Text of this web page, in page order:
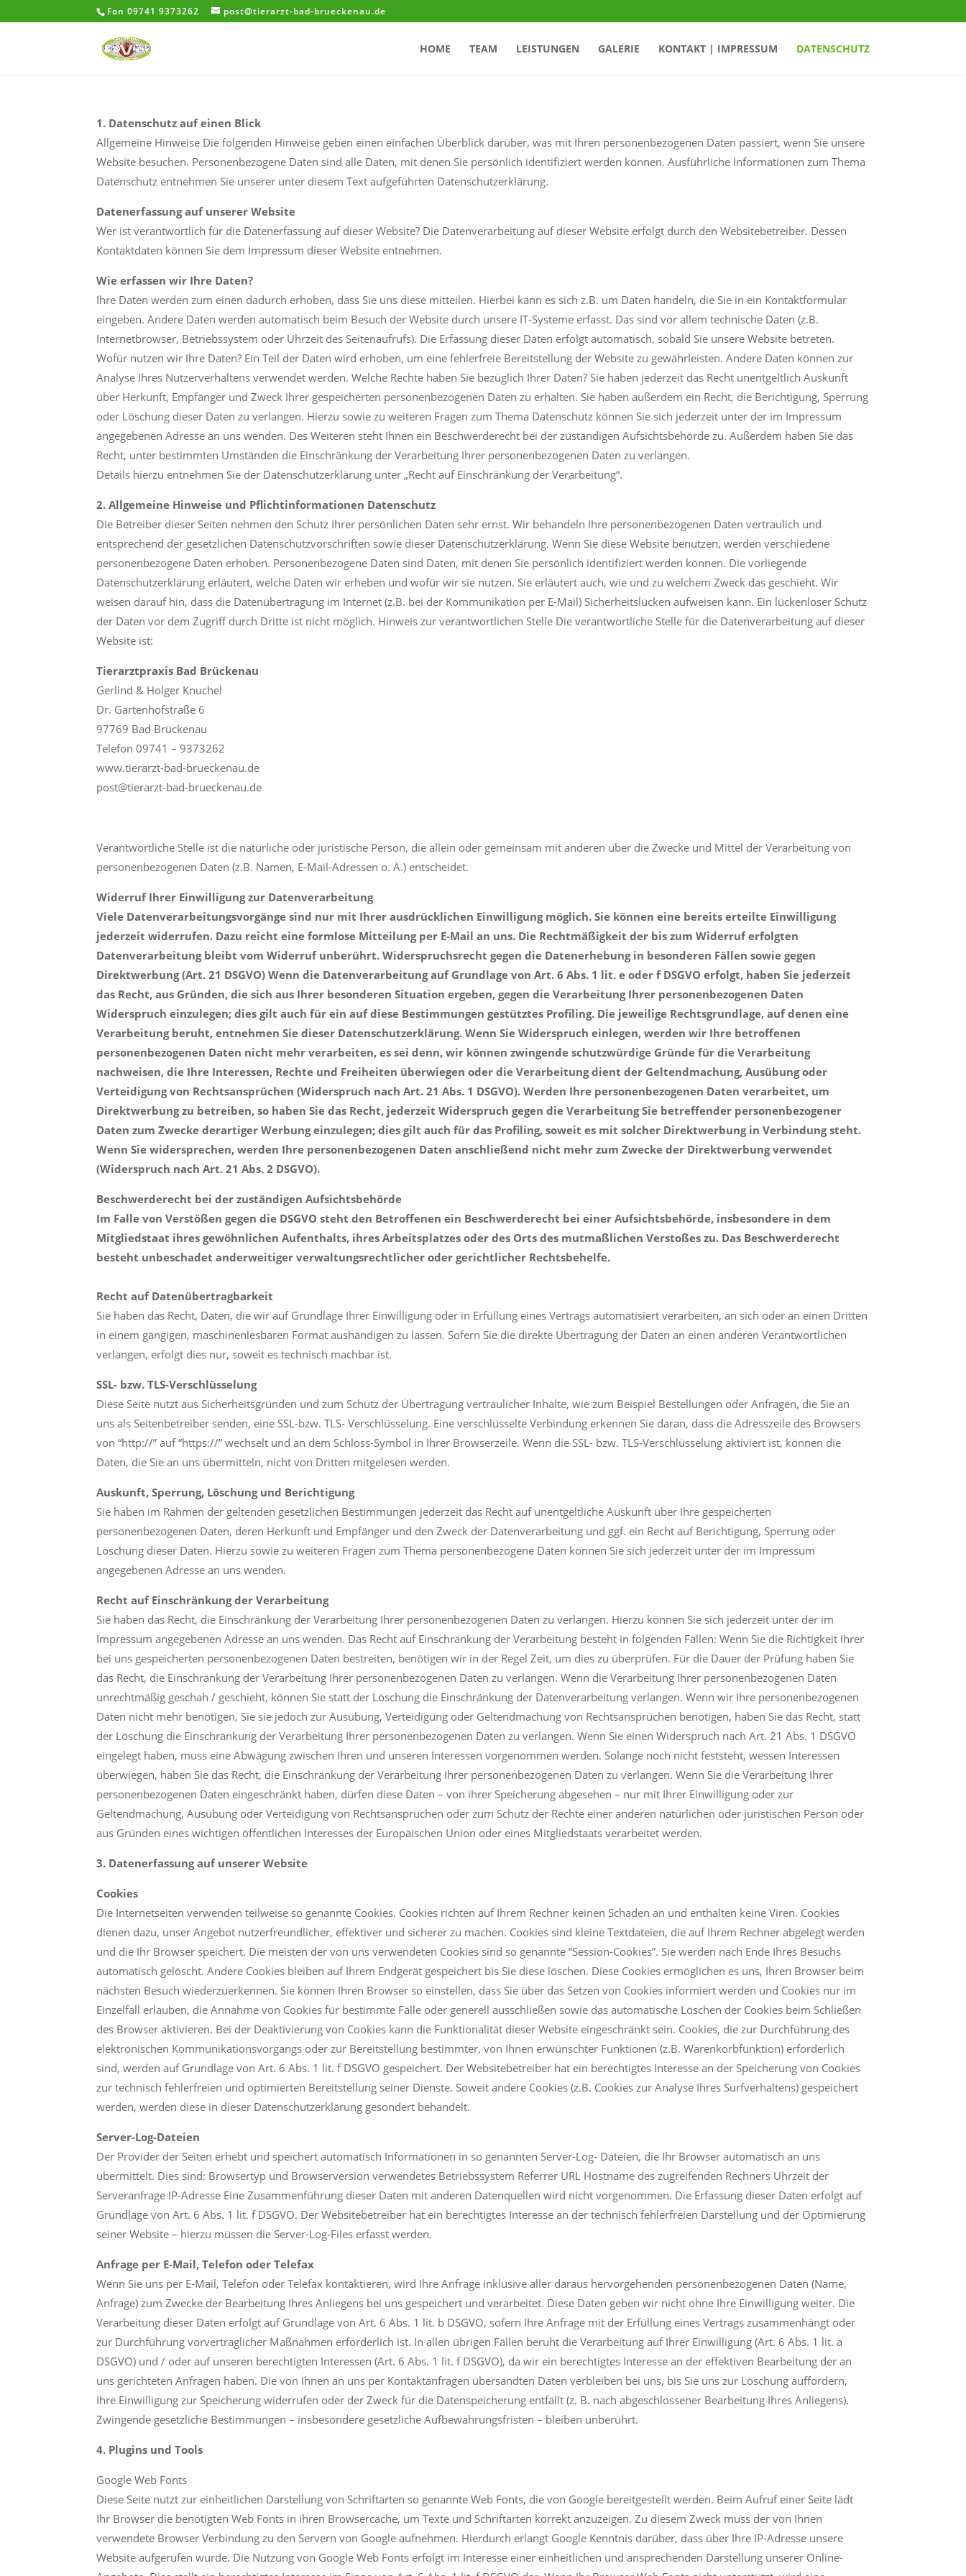
Fon 09741 9373262 post@tierarzt-bad-brueckenau.de
HOME TEAM LEISTUNGEN GALERIE KONTAKT | IMPRESSUM DATENSCHUTZ
1. Datenschutz auf einen Blick
Allgemeine Hinweise Die folgenden Hinweise geben einen einfachen Überblick darüber, was mit Ihren personenbezogenen Daten passiert, wenn Sie unsere
Website besuchen. Personenbezogene Daten sind alle Daten, mit denen Sie persönlich identifiziert werden können. Ausführliche Informationen zum Thema
Datenschutz entnehmen Sie unserer unter diesem Text aufgeführten Datenschutzerklärung.
Datenerfassung auf unserer Website
Wer ist verantwortlich für die Datenerfassung auf dieser Website? Die Datenverarbeitung auf dieser Website erfolgt durch den Websitebetreiber. Dessen
Kontaktdaten können Sie dem Impressum dieser Website entnehmen.
Wie erfassen wir Ihre Daten?
Ihre Daten werden zum einen dadurch erhoben, dass Sie uns diese mitteilen. Hierbei kann es sich z.B. um Daten handeln, die Sie in ein Kontaktformular
eingeben. Andere Daten werden automatisch beim Besuch der Website durch unsere IT-Systeme erfasst. Das sind vor allem technische Daten (z.B.
Internetbrowser, Betriebssystem oder Uhrzeit des Seitenaufrufs). Die Erfassung dieser Daten erfolgt automatisch, sobald Sie unsere Website betreten.
Wofür nutzen wir Ihre Daten? Ein Teil der Daten wird erhoben, um eine fehlerfreie Bereitstellung der Website zu gewährleisten. Andere Daten können zur
Analyse Ihres Nutzerverhaltens verwendet werden. Welche Rechte haben Sie bezüglich Ihrer Daten? Sie haben jederzeit das Recht unentgeltlich Auskunft
über Herkunft, Empfänger und Zweck Ihrer gespeicherten personenbezogenen Daten zu erhalten. Sie haben außerdem ein Recht, die Berichtigung, Sperrung
oder Löschung dieser Daten zu verlangen. Hierzu sowie zu weiteren Fragen zum Thema Datenschutz können Sie sich jederzeit unter der im Impressum
angegebenen Adresse an uns wenden. Des Weiteren steht Ihnen ein Beschwerderecht bei der zuständigen Aufsichtsbehörde zu. Außerdem haben Sie das
Recht, unter bestimmten Umständen die Einschränkung der Verarbeitung Ihrer personenbezogenen Daten zu verlangen.
Details hierzu entnehmen Sie der Datenschutzerklärung unter „Recht auf Einschränkung der Verarbeitung“.
2. Allgemeine Hinweise und Pflichtinformationen Datenschutz
Die Betreiber dieser Seiten nehmen den Schutz Ihrer persönlichen Daten sehr ernst. Wir behandeln Ihre personenbezogenen Daten vertraulich und
entsprechend der gesetzlichen Datenschutzvorschriften sowie dieser Datenschutzerklärung. Wenn Sie diese Website benutzen, werden verschiedene
personenbezogene Daten erhoben. Personenbezogene Daten sind Daten, mit denen Sie persönlich identifiziert werden können. Die vorliegende
Datenschutzerklärung erläutert, welche Daten wir erheben und wofür wir sie nutzen. Sie erläutert auch, wie und zu welchem Zweck das geschieht. Wir
weisen darauf hin, dass die Datenübertragung im Internet (z.B. bei der Kommunikation per E-Mail) Sicherheitslücken aufweisen kann. Ein lückenloser Schutz
der Daten vor dem Zugriff durch Dritte ist nicht möglich. Hinweis zur verantwortlichen Stelle Die verantwortliche Stelle für die Datenverarbeitung auf dieser
Website ist:
Tierarztpraxis Bad Brückenau
Gerlind & Holger Knuchel
Dr. Gartenhofstraße 6
97769 Bad Brückenau
Telefon 09741 – 9373262
www.tierarzt-bad-brueckenau.de
post@tierarzt-bad-brueckenau.de
Verantwortliche Stelle ist die natürliche oder juristische Person, die allein oder gemeinsam mit anderen über die Zwecke und Mittel der Verarbeitung von
personenbezogenen Daten (z.B. Namen, E-Mail-Adressen o. Ä.) entscheidet.
Widerruf Ihrer Einwilligung zur Datenverarbeitung
Viele Datenverarbeitungsvorgänge sind nur mit Ihrer ausdrücklichen Einwilligung möglich. Sie können eine bereits erteilte Einwilligung
jederzeit widerrufen. Dazu reicht eine formlose Mitteilung per E-Mail an uns. Die Rechtmäßigkeit der bis zum Widerruf erfolgten
Datenverarbeitung bleibt vom Widerruf unberührt. Widerspruchsrecht gegen die Datenerhebung in besonderen Fällen sowie gegen
Direktwerbung (Art. 21 DSGVO) Wenn die Datenverarbeitung auf Grundlage von Art. 6 Abs. 1 lit. e oder f DSGVO erfolgt, haben Sie jederzeit
das Recht, aus Gründen, die sich aus Ihrer besonderen Situation ergeben, gegen die Verarbeitung Ihrer personenbezogenen Daten
Widerspruch einzulegen; dies gilt auch für ein auf diese Bestimmungen gestütztes Profiling. Die jeweilige Rechtsgrundlage, auf denen eine
Verarbeitung beruht, entnehmen Sie dieser Datenschutzerklärung. Wenn Sie Widerspruch einlegen, werden wir Ihre betroffenen
personenbezogenen Daten nicht mehr verarbeiten, es sei denn, wir können zwingende schutzwürdige Gründe für die Verarbeitung
nachweisen, die Ihre Interessen, Rechte und Freiheiten überwiegen oder die Verarbeitung dient der Geltendmachung, Ausübung oder
Verteidigung von Rechtsansprüchen (Widerspruch nach Art. 21 Abs. 1 DSGVO). Werden Ihre personenbezogenen Daten verarbeitet, um
Direktwerbung zu betreiben, so haben Sie das Recht, jederzeit Widerspruch gegen die Verarbeitung Sie betreffender personenbezogener
Daten zum Zwecke derartiger Werbung einzulegen; dies gilt auch für das Profiling, soweit es mit solcher Direktwerbung in Verbindung steht.
Wenn Sie widersprechen, werden Ihre personenbezogenen Daten anschließend nicht mehr zum Zwecke der Direktwerbung verwendet
(Widerspruch nach Art. 21 Abs. 2 DSGVO).
Beschwerderecht bei der zuständigen Aufsichtsbehörde
Im Falle von Verstößen gegen die DSGVO steht den Betroffenen ein Beschwerderecht bei einer Aufsichtsbehörde, insbesondere in dem
Mitgliedstaat ihres gewöhnlichen Aufenthalts, ihres Arbeitsplatzes oder des Orts des mutmaßlichen Verstoßes zu. Das Beschwerderecht
besteht unbeschadet anderweitiger verwaltungsrechtlicher oder gerichtlicher Rechtsbehelfe.
Recht auf Datenübertragbarkeit
Sie haben das Recht, Daten, die wir auf Grundlage Ihrer Einwilligung oder in Erfüllung eines Vertrags automatisiert verarbeiten, an sich oder an einen Dritten
in einem gängigen, maschinenlesbaren Format aushändigen zu lassen. Sofern Sie die direkte Übertragung der Daten an einen anderen Verantwortlichen
verlangen, erfolgt dies nur, soweit es technisch machbar ist.
SSL- bzw. TLS-Verschlüsselung
Diese Seite nutzt aus Sicherheitsgründen und zum Schutz der Übertragung vertraulicher Inhalte, wie zum Beispiel Bestellungen oder Anfragen, die Sie an
uns als Seitenbetreiber senden, eine SSL-bzw. TLS- Verschlüsselung. Eine verschlüsselte Verbindung erkennen Sie daran, dass die Adresszeile des Browsers
von “http://” auf “https://” wechselt und an dem Schloss-Symbol in Ihrer Browserzeile. Wenn die SSL- bzw. TLS-Verschlüsselung aktiviert ist, können die
Daten, die Sie an uns übermitteln, nicht von Dritten mitgelesen werden.
Auskunft, Sperrung, Löschung und Berichtigung
Sie haben im Rahmen der geltenden gesetzlichen Bestimmungen jederzeit das Recht auf unentgeltliche Auskunft über Ihre gespeicherten
personenbezogenen Daten, deren Herkunft und Empfänger und den Zweck der Datenverarbeitung und ggf. ein Recht auf Berichtigung, Sperrung oder
Löschung dieser Daten. Hierzu sowie zu weiteren Fragen zum Thema personenbezogene Daten können Sie sich jederzeit unter der im Impressum
angegebenen Adresse an uns wenden.
Recht auf Einschränkung der Verarbeitung
Sie haben das Recht, die Einschränkung der Verarbeitung Ihrer personenbezogenen Daten zu verlangen. Hierzu können Sie sich jederzeit unter der im
Impressum angegebenen Adresse an uns wenden. Das Recht auf Einschränkung der Verarbeitung besteht in folgenden Fällen: Wenn Sie die Richtigkeit Ihrer
bei uns gespeicherten personenbezogenen Daten bestreiten, benötigen wir in der Regel Zeit, um dies zu überprüfen. Für die Dauer der Prüfung haben Sie
das Recht, die Einschränkung der Verarbeitung Ihrer personenbezogenen Daten zu verlangen. Wenn die Verarbeitung Ihrer personenbezogenen Daten
unrechtmäßig geschah / geschieht, können Sie statt der Löschung die Einschränkung der Datenverarbeitung verlangen. Wenn wir Ihre personenbezogenen
Daten nicht mehr benötigen, Sie sie jedoch zur Ausübung, Verteidigung oder Geltendmachung von Rechtsansprüchen benötigen, haben Sie das Recht, statt
der Löschung die Einschränkung der Verarbeitung Ihrer personenbezogenen Daten zu verlangen. Wenn Sie einen Widerspruch nach Art. 21 Abs. 1 DSGVO
eingelegt haben, muss eine Abwägung zwischen Ihren und unseren Interessen vorgenommen werden. Solange noch nicht feststeht, wessen Interessen
überwiegen, haben Sie das Recht, die Einschränkung der Verarbeitung Ihrer personenbezogenen Daten zu verlangen. Wenn Sie die Verarbeitung Ihrer
personenbezogenen Daten eingeschränkt haben, dürfen diese Daten – von ihrer Speicherung abgesehen – nur mit Ihrer Einwilligung oder zur
Geltendmachung, Ausübung oder Verteidigung von Rechtsansprüchen oder zum Schutz der Rechte einer anderen natürlichen oder juristischen Person oder
aus Gründen eines wichtigen öffentlichen Interesses der Europäischen Union oder eines Mitgliedstaats verarbeitet werden.
3. Datenerfassung auf unserer Website
Cookies
Die Internetseiten verwenden teilweise so genannte Cookies. Cookies richten auf Ihrem Rechner keinen Schaden an und enthalten keine Viren. Cookies
dienen dazu, unser Angebot nutzerfreundlicher, effektiver und sicherer zu machen. Cookies sind kleine Textdateien, die auf Ihrem Rechner abgelegt werden
und die Ihr Browser speichert. Die meisten der von uns verwendeten Cookies sind so genannte “Session-Cookies”. Sie werden nach Ende Ihres Besuchs
automatisch gelöscht. Andere Cookies bleiben auf Ihrem Endgerät gespeichert bis Sie diese löschen. Diese Cookies ermöglichen es uns, Ihren Browser beim
nächsten Besuch wiederzuerkennen. Sie können Ihren Browser so einstellen, dass Sie über das Setzen von Cookies informiert werden und Cookies nur im
Einzelfall erlauben, die Annahme von Cookies für bestimmte Fälle oder generell ausschließen sowie das automatische Löschen der Cookies beim Schließen
des Browser aktivieren. Bei der Deaktivierung von Cookies kann die Funktionalität dieser Website eingeschränkt sein. Cookies, die zur Durchführung des
elektronischen Kommunikationsvorgangs oder zur Bereitstellung bestimmter, von Ihnen erwünschter Funktionen (z.B. Warenkorbfunktion) erforderlich
sind, werden auf Grundlage von Art. 6 Abs. 1 lit. f DSGVO gespeichert. Der Websitebetreiber hat ein berechtigtes Interesse an der Speicherung von Cookies
zur technisch fehlerfreien und optimierten Bereitstellung seiner Dienste. Soweit andere Cookies (z.B. Cookies zur Analyse Ihres Surfverhaltens) gespeichert
werden, werden diese in dieser Datenschutzerklärung gesondert behandelt.
Server-Log-Dateien
Der Provider der Seiten erhebt und speichert automatisch Informationen in so genannten Server-Log- Dateien, die Ihr Browser automatisch an uns
übermittelt. Dies sind: Browsertyp und Browserversion verwendetes Betriebssystem Referrer URL Hostname des zugreifenden Rechners Uhrzeit der
Serveranfrage IP-Adresse Eine Zusammenführung dieser Daten mit anderen Datenquellen wird nicht vorgenommen. Die Erfassung dieser Daten erfolgt auf
Grundlage von Art. 6 Abs. 1 lit. f DSGVO. Der Websitebetreiber hat ein berechtigtes Interesse an der technisch fehlerfreien Darstellung und der Optimierung
seiner Website – hierzu müssen die Server-Log-Files erfasst werden.
Anfrage per E-Mail, Telefon oder Telefax
Wenn Sie uns per E-Mail, Telefon oder Telefax kontaktieren, wird Ihre Anfrage inklusive aller daraus hervorgehenden personenbezogenen Daten (Name,
Anfrage) zum Zwecke der Bearbeitung Ihres Anliegens bei uns gespeichert und verarbeitet. Diese Daten geben wir nicht ohne Ihre Einwilligung weiter. Die
Verarbeitung dieser Daten erfolgt auf Grundlage von Art. 6 Abs. 1 lit. b DSGVO, sofern Ihre Anfrage mit der Erfüllung eines Vertrags zusammenhängt oder
zur Durchführung vorvertraglicher Maßnahmen erforderlich ist. In allen übrigen Fällen beruht die Verarbeitung auf Ihrer Einwilligung (Art. 6 Abs. 1 lit. a
DSGVO) und / oder auf unseren berechtigten Interessen (Art. 6 Abs. 1 lit. f DSGVO), da wir ein berechtigtes Interesse an der effektiven Bearbeitung der an
uns gerichteten Anfragen haben. Die von Ihnen an uns per Kontaktanfragen übersandten Daten verbleiben bei uns, bis Sie uns zur Löschung auffordern,
Ihre Einwilligung zur Speicherung widerrufen oder der Zweck für die Datenspeicherung entfällt (z. B. nach abgeschlossener Bearbeitung Ihres Anliegens).
Zwingende gesetzliche Bestimmungen – insbesondere gesetzliche Aufbewahrungsfristen – bleiben unberührt.
4. Plugins und Tools
Google Web Fonts
Diese Seite nutzt zur einheitlichen Darstellung von Schriftarten so genannte Web Fonts, die von Google bereitgestellt werden. Beim Aufruf einer Seite lädt
Ihr Browser die benötigten Web Fonts in ihren Browsercache, um Texte und Schriftarten korrekt anzuzeigen. Zu diesem Zweck muss der von Ihnen
verwendete Browser Verbindung zu den Servern von Google aufnehmen. Hierdurch erlangt Google Kenntnis darüber, dass über Ihre IP-Adresse unsere
Website aufgerufen wurde. Die Nutzung von Google Web Fonts erfolgt im Interesse einer einheitlichen und ansprechenden Darstellung unserer Online-